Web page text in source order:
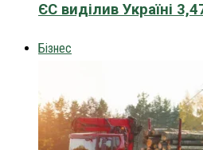
ЄС виділив Україні
Бізнес